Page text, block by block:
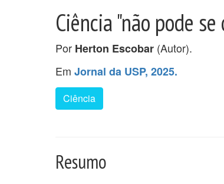
Ciência "não pode
Por Herton Escobar (Autor).
Em Jornal da USP, 2025.
Ciência
Resumo